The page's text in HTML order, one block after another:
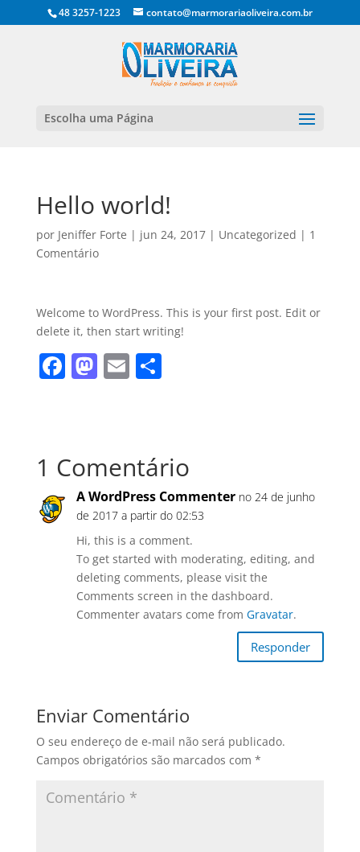
48 3257-1223 contato@marmorariaoliveira.com.br
Escolha uma Página
Hello world!
por Jeniffer Forte | jun 24, 2017| Uncategorized | 1
Comentário
Welcome to WordPress. This is your first post. Edit or
delete it, then start writing!
F
b
o
o
k
M
d
o
n
E S
1 Comentário
A WordPress Commenter no 24 de junho
de 2017 a partir do 02:53
Hi, this is a comment.
To get started with moderating, editing, and
deleting comments, please visit the
Comments screen in the dashboard.
Commenter avatars come from Gravatar.
Responder
Enviar Comentário
O seu endereço de e-mail não será publicado.
Campos obrigatórios são marcados com *